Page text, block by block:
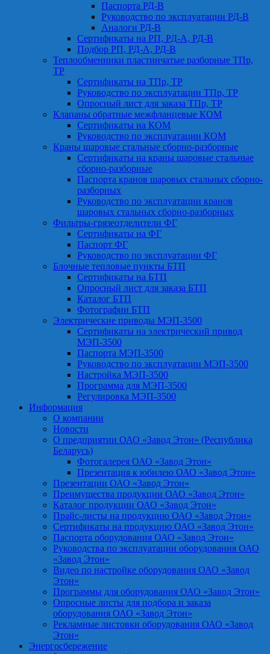
Паспорта РД-В
Руководство по эксплуатации РД-В
Аналоги РД-В
Сертификаты на РП, РД-А, РД-В
Подбор РП, РД-А, РД-В
Теплообменники пластинчатые разборные ТПр,
ТР
Сертификаты на ТПр, ТР
Руководство по эксплуатации ТПр, ТР
Опросный лист для заказа ТПр, ТР
Клапаны обратные межфланцевые КОМ
Сертификаты на КОМ
Руководство по эксплуатации КОМ
Краны шаровые стальные сборно-разборные
Сертификаты на краны шаровые стальные
сборно-разборные
Паспорта кранов шаровых стальных сборно-
разборных
Руководство по эксплуатации кранов
шаровых стальных сборно-разборных
Фильтры-грязеотделители ФГ
Сертификаты на ФГ
Паспорт ФГ
Руководство по эксплуатации ФГ
Блочные тепловые пункты БТП
Сертификаты на БТП
Опросный лист для заказа БТП
Каталог БТП
Фотографии БТП
Электрические приводы МЭП-3500
Сертификаты на электрический привод
МЭП-3500
Паспорта МЭП-3500
Руководство по эксплуатации МЭП-3500
Настройка МЭП-3500
Программа для МЭП-3500
Регулировка МЭП-3500
Информация
О компании
Новости
О предприятии ОАО «Завод Этон» (Республика
Беларусь)
Фотогалерея ОАО «Завод Этон»
Презентация к юбилею ОАО «Завод Этон»
Презентации ОАО «Завод Этон»
Преимущества продукции ОАО «Завод Этон»
Каталог продукции ОАО «Завод Этон»
Прайс-листы на продукцию ОАО «Завод Этон»
Сертификаты на продукцию ОАО «Завод Этон»
Паспорта оборудования ОАО «Завод Этон»
Руководства по эксплуатации оборудования ОАО
«Завод Этон»
Видео по настройке оборудования ОАО «Завод
Этон»
Программы для оборудования ОАО «Завод Этон»
Опросные листы для подбора и заказа
оборудования ОАО «Завод Этон»
Рекламные листовки оборудования ОАО «Завод
Этон»
Энергосбережение